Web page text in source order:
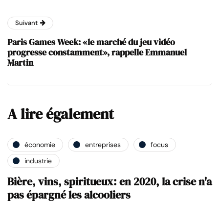
Suivant
Paris Games Week: «le marché du jeu vidéo
progresse constamment», rappelle Emmanuel
Martin
A lire également
économie entreprises
focus
industrie
Bière, vins, spiritueux: en 2020, la crise n'a
pas épargné les alcooliers